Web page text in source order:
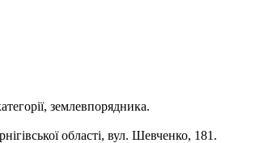
землевпорядника.
області, вул. Шевченко, 181.